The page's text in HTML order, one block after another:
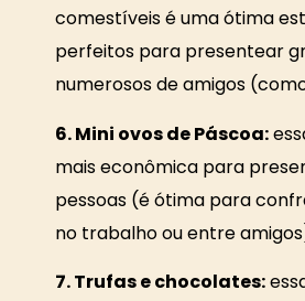
comestíveis é uma ótima
perfeitos para presentear
numerosos de amigos
6. Mini ovos de Páscoa:
mais econômica para
pessoas (é ótima para
no trabalho ou entre
7. Trufas e chocolates: